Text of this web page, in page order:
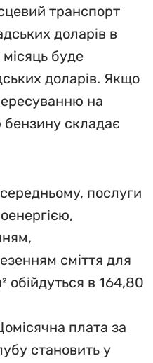
транспорт
доларів в
буде
доларів. Якщо
на
бензину складає
послуги
сміття для
в 164,80
плата за
становить у